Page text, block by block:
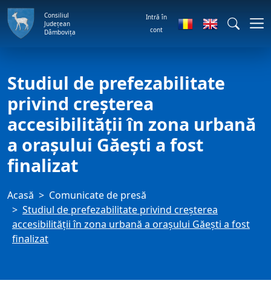
Consiliul
Județean
Dâmbovița
Intră în
cont
Studiul de prefezabilitate
privind creșterea
accesibilității în zona urbană
a orașului Găești a fost
finalizat
Acasă
Comunicate de presă
Studiul de prefezabilitate privind creșterea
accesibilității în zona urbană a orașului Găești a fost
finalizat